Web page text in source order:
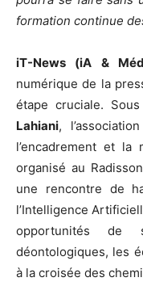
formation continue
iT-News (iA &
numérique de la
étape cruciale.
Lahiani, l’association
l’encadrement et
organisé au
une rencontre de
l’Intelligence
opportunités de
déontologiques, les
à la croisée des